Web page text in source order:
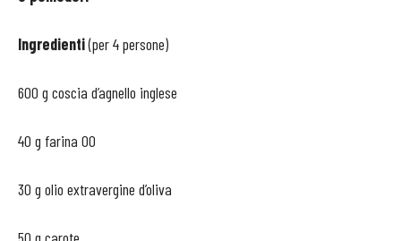
Ingredienti(per 4 persone)
600 g coscia d’agnello inglese
40 g farina 00
30 g olio extravergine d’oliva